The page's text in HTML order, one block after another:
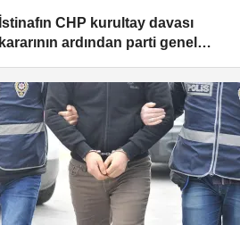
İstinafın CHP kurultay davası
kararının ardından parti genel